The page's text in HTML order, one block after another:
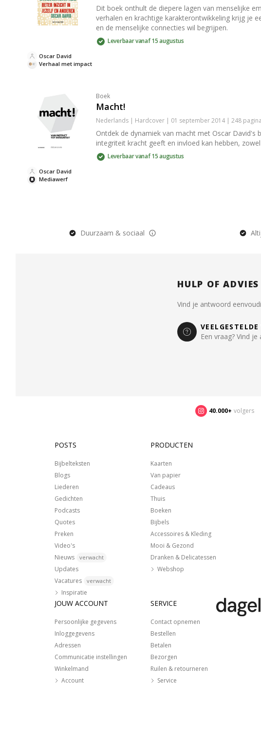
Dit boek onthult de diepere lagen van menselijke
verhalen en krachtige karakterontwikkeling krijg je
en de menselijke connecties wil begrijpen.
Leverbaar vanaf 15 augustus
Verhaal met impact
Oscar David
Boek
Macht!
Nederlands | Hardcover | 01 september 2014 | 248
Ontdek de dynamiek van macht met Oscar David's
integriteit kracht geeft en invloed kan hebben,
Leverbaar vanaf 15 augustus
Mediawerf
Oscar David
Duurzaam & sociaal
HULP OF
Vind je antwoord
Een vraag? Vind
40.000+ volgers
POSTS
Bijbelteksten
Blogs
Liederen
Gedichten
Podcasts
Quotes
Preken
Video's
Nieuws
verwacht
Updates
Vacatures
verwacht
Inspiratie
PRODUCTEN
Kaarten
Van papier
Cadeaus
Thuis
Boeken
Bijbels
Accessoires & Kleding
Mooi & Gezond
Dranken & Delicatessen
Webshop
JOUW ACCOUNT
Persoonlijke gegevens
Inloggegevens
Adressen
Communicatie instellingen
Winkelmand
Account
SERVICE
Contact opnemen
Bestellen
Betalen
Bezorgen
Ruilen & retourneren
Service